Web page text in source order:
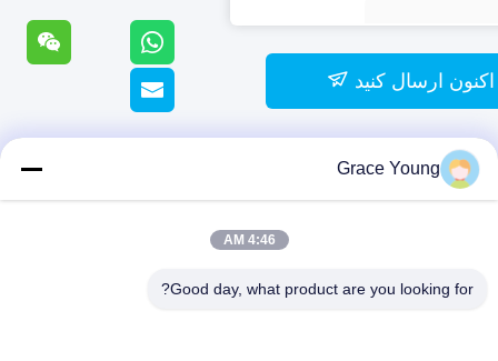
اکنون ارسال کنید
Grace Young
4:46 AM
Good day, what product are you looking for?